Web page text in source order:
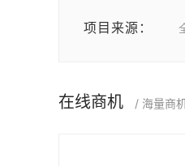
项目来源：
在线商机 / 海量商